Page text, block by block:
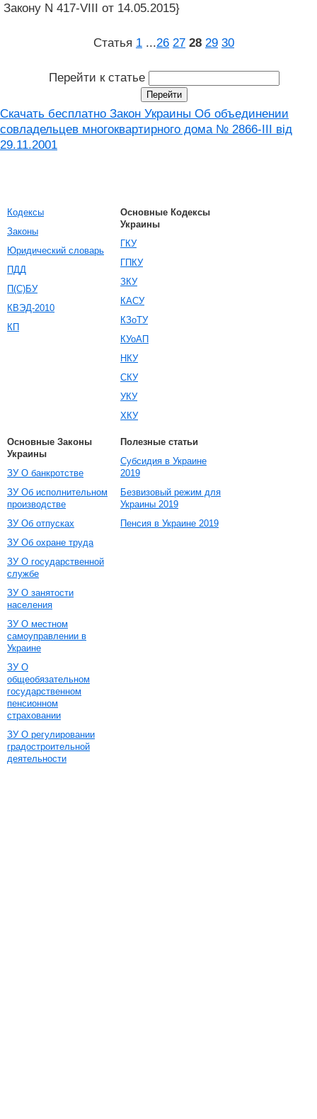
Закону N 417-VIII от 14.05.2015}
Статья 1 ...26 27 28 29 30
Перейти к статье
Скачать бесплатно Закон Украины Об объединении
совладельцев многоквартирного дома № 2866-III від
29.11.2001
Кодексы
Законы
Юридический словарь
ПДД
П(С)БУ
КВЭД-2010
КП
Основные Кодексы
Украины
ГКУ
ГПКУ
ЗКУ
КАСУ
КЗоТУ
КУоАП
НКУ
СКУ
УКУ
ХКУ
Основные Законы
Украины
ЗУ О банкротстве
ЗУ Об исполнительном
производстве
ЗУ Об отпусках
ЗУ Об охране труда
ЗУ О государственной
службе
ЗУ О занятости
населения
ЗУ О местном
самоуправлении в
Украине
ЗУ О
общеобязательном
государственном
пенсионном
страховании
ЗУ О регулировании
градостроительной
деятельности
Полезные статьи
Субсидия в Украине
2019
Безвизовый режим для
Украины 2019
Пенсия в Украине 2019